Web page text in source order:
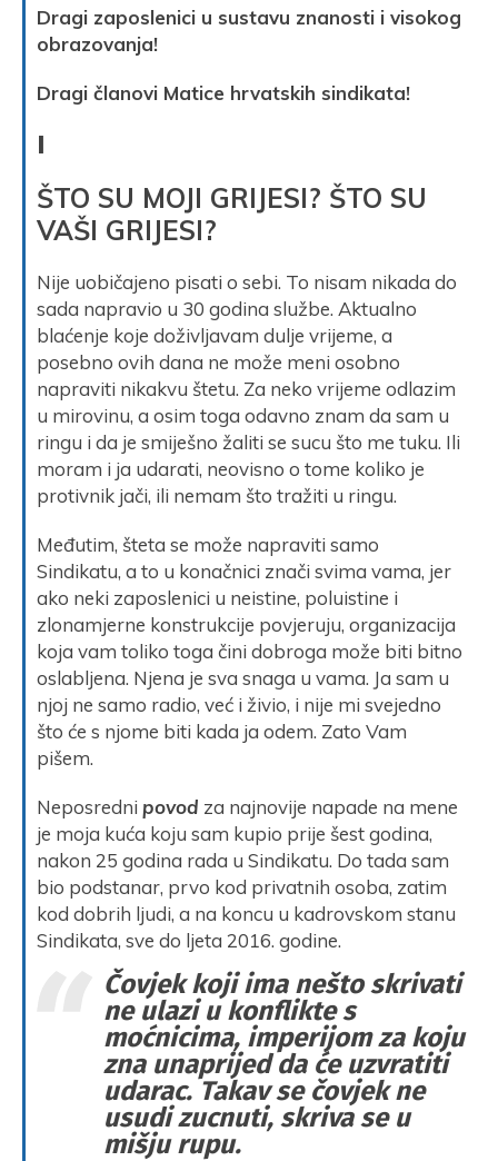
Dragi zaposlenici u sustavu znanosti i visokog
obrazovanja!
Dragi članovi Matice hrvatskih sindikata!
I
ŠTO SU MOJI GRIJESI? ŠTO SU
VAŠI GRIJESI?
Nije uobičajeno pisati o sebi. To nisam nikada do
sada napravio u 30 godina službe. Aktualno
blaćenje koje doživljavam dulje vrijeme, a
posebno ovih dana ne može meni osobno
napraviti nikakvu štetu. Za neko vrijeme odlazim
u mirovinu, a osim toga odavno znam da sam u
ringu i da je smiješno žaliti se sucu što me tuku. Ili
moram i ja udarati, neovisno o tome koliko je
protivnik jači, ili nemam što tražiti u ringu.
Međutim, šteta se može napraviti samo
Sindikatu, a to u konačnici znači svima vama, jer
ako neki zaposlenici u neistine, poluistine i
zlonamjerne konstrukcije povjeruju, organizacija
koja vam toliko toga čini dobroga može biti bitno
oslabljena. Njena je sva snaga u vama. Ja sam u
njoj ne samo radio, već i živio, i nije mi svejedno
što će s njome biti kada ja odem. Zato Vam
pišem.
Neposredni povod za najnovije napade na mene
je moja kuća koju sam kupio prije šest godina,
nakon 25 godina rada u Sindikatu. Do tada sam
bio podstanar, prvo kod privatnih osoba, zatim
kod dobrih ljudi, a na koncu u kadrovskom stanu
Sindikata, sve do ljeta 2016. godine.
Čovjek koji ima nešto skrivati
ne ulazi u konflikte s
moćnicima, imperijom za koju
zna unaprijed da će uzvratiti
udarac. Takav se čovjek ne
usudi zucnuti, skriva se u
mišju rupu.